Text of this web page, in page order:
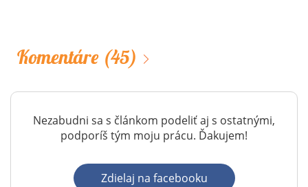
Komentáre(45)
Nezabudni sa s článkom podeliť aj s ostatnými,
podporíš tým moju prácu. Ďakujem!
Zdielaj na facebooku